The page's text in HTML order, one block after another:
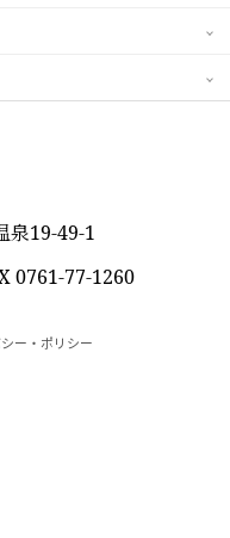
泉19-49-1
0761-77-1260
ー・ポリシー